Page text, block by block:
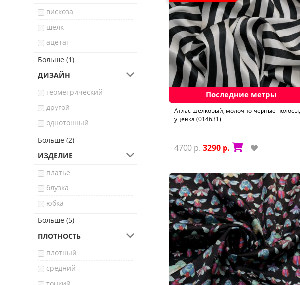
розовый
вискоза
шелк
ацетат
хлопок
Больше (1)
ДИЗАЙН
геометрический
другой
однотонный
растительный
фауна
Больше (2)
ИЗДЕЛИЕ
платье
блузка
юбка
брюки
платок
свадебное платье
куртка
Больше (5)
ПЛОТНОСТЬ
плотный
средний
тонкий
Последние метры
Aтлас шелковый, молочно-черные полосы,
уценка (014631)
4700 р.3290 р.